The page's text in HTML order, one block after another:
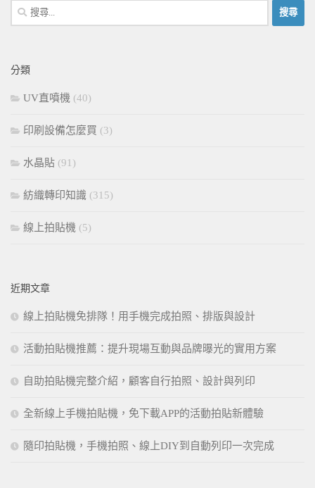
搜
尋
字:
分類
UV直噴機 (40)
印刷設備怎麼買 (3)
水晶貼 (91)
紡織轉印知識 (315)
線上拍貼機 (5)
近期文章
線上拍貼機免排隊！用手機完成拍照、排版與設計
活動拍貼機推薦：提升現場互動與品牌曝光的實用方案
自助拍貼機完整介紹，顧客自行拍照、設計與列印
全新線上手機拍貼機，免下載APP的活動拍貼新體驗
隨印拍貼機，手機拍照、線上DIY到自動列印一次完成